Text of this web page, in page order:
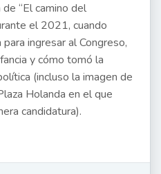
“El camino del
el 2021, cuando
ingresar al Congreso,
y cómo tomó la
(incluso la imagen de
Holanda en el que
candidatura).